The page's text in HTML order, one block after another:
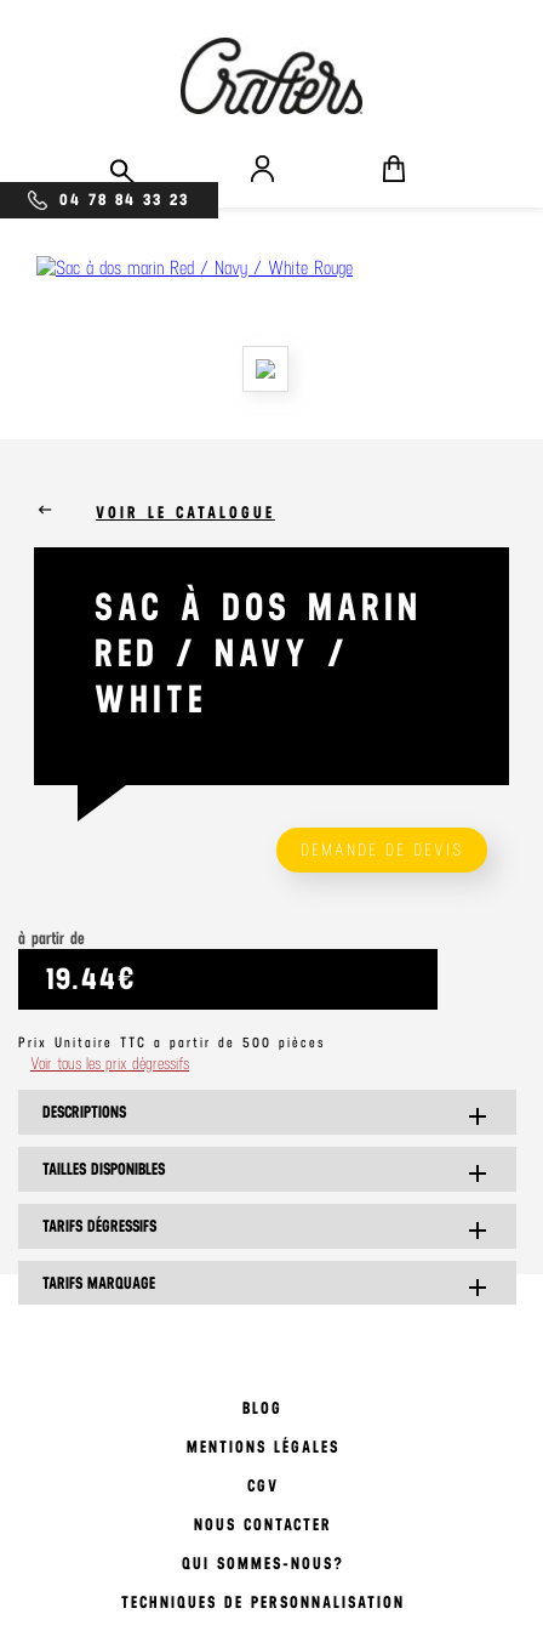
04 78 84 33 23
keyboard_backspace VOIR LE CATALOGUE
SAC À DOS MARIN
RED / NAVY /
WHITE
DEMANDE DE DEVIS
à partir de
19.44€
Prix Unitaire TTC a partir de 500 pièces
Voir tous les prix dégressifs
DESCRIPTIONS add
TAILLES DISPONIBLES add
TARIFS DÉGRESSIFS add
TARIFS MARQUAGE add
BLOG
MENTIONS LÉGALES
CGV
NOUS CONTACTER
QUI SOMMES-NOUS?
TECHNIQUES DE PERSONNALISATION